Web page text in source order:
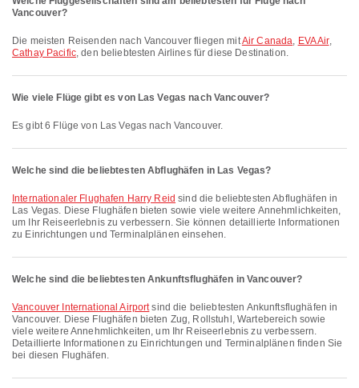
Vancouver?
Die meisten Reisenden nach Vancouver fliegen mitAir Canada, EVA Air,
Cathay Pacific, den beliebtesten Airlines für diese Destination.
Wie viele Flüge gibt es von Las Vegas nach Vancouver?
Es gibt 6 Flüge von Las Vegas nach Vancouver.
Welche sind die beliebtesten Abflughäfen in Las Vegas?
Internationaler Flughafen Harry Reid sind die beliebtesten Abflughäfen in
Las Vegas. Diese Flughäfen bieten sowie viele weitere Annehmlichkeiten,
um Ihr Reiseerlebnis zu verbessern. Sie können detaillierte Informationen
zu Einrichtungen und Terminalplänen einsehen.
Welche sind die beliebtesten Ankunftsflughäfen in Vancouver?
Vancouver International Airportsind die beliebtesten Ankunftsflughäfen in
Vancouver. Diese Flughäfen bieten Zug, Rollstuhl, Wartebereich sowie
viele weitere Annehmlichkeiten, um Ihr Reiseerlebnis zu verbessern.
Detaillierte Informationen zu Einrichtungen und Terminalplänen finden Sie
bei diesen Flughäfen.